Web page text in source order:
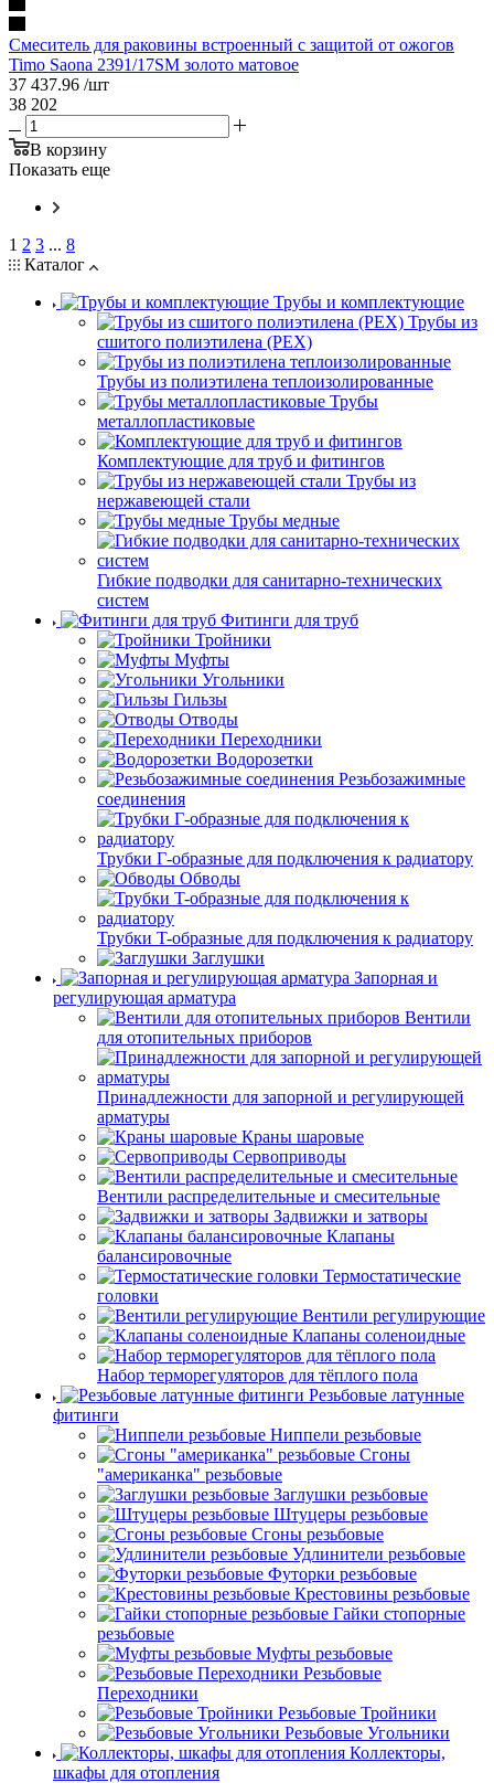
Смеситель для раковины встроенный с защитой от ожогов
Timo Saona 2391/17SM золото матовое
37 437.96 /шт
38 202
В корзину
Показать еще
1 2 3 ... 8
Каталог
Трубы и комплектующие
Трубы из
сшитого полиэтилена (PEX)
Трубы из полиэтилена теплоизолированные
Трубы
металлопластиковые
Комплектующие для труб и фитингов
Трубы из
нержавеющей стали
Трубы медные
Гибкие подводки для санитарно-технических
систем
Фитинги для труб
Тройники
Муфты
Угольники
Гильзы
Отводы
Переходники
Водорозетки
Резьбозажимные
соединения
Трубки Г-образные для подключения к радиатору
Обводы
Трубки T-образные для подключения к радиатору
Заглушки
Запорная и
регулирующая арматура
Вентили
для отопительных приборов
Принадлежности для запорной и регулирующей
арматуры
Краны шаровые
Сервоприводы
Вентили распределительные и смесительные
Задвижки и затворы
Клапаны
балансировочные
Термостатические
головки
Вентили регулирующие
Клапаны соленоидные
Набор терморегуляторов для тёплого пола
Резьбовые латунные
фитинги
Ниппели резьбовые
Сгоны
"американка" резьбовые
Заглушки резьбовые
Штуцеры резьбовые
Сгоны резьбовые
Удлинители резьбовые
Футорки резьбовые
Крестовины резьбовые
Гайки стопорные
резьбовые
Муфты резьбовые
Резьбовые
Переходники
Резьбовые Тройники
Резьбовые Угольники
Коллекторы,
шкафы для отопления